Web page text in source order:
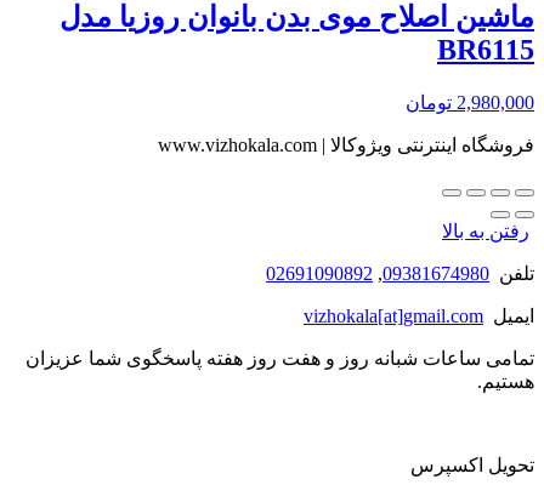
ماشین اصلاح موی بدن بانوان روزیا مدل
BR6115
2,980,000 تومان
فروشگاه اینترنتی ویژوکالا | www.vizhokala.com
رفتن به بالا
تلفن 09381674980
,
02691090892
ایمیل vizhokala[at]gmail.com
تمامی ساعات شبانه روز و هفت روز هفته پاسخگوی شما عزیزان
هستیم.
تحویل اکسپرس